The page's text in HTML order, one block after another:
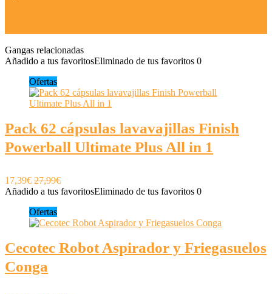
Gangas relacionadas
Añadido a tus favoritosEliminado de tus favoritos 0
Ofertas
Pack 62 cápsulas lavavajillas Finish
Powerball Ultimate Plus All in 1
17,39€ 27,99€
Añadido a tus favoritosEliminado de tus favoritos 0
Ofertas
Cecotec Robot Aspirador y Friegasuelos
Conga